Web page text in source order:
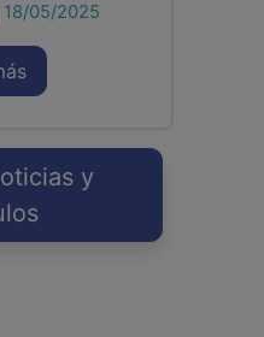
18/05/2025
y